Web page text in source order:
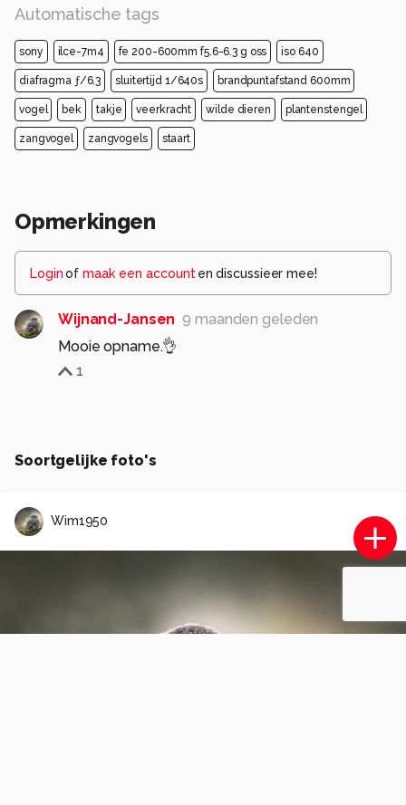
Automatische tags
sony ilce-7m4 fe 200-600mm f5.6-6.3 g oss iso 640
diafragma ƒ/6.3 sluitertijd 1/640s brandpuntafstand 600mm
vogel bek takje veerkracht wilde dieren plantenstengel
zangvogel zangvogels staart
Opmerkingen
Loginof maak een account en discussieer mee!
Wijnand-Jansen 9 maanden geleden
Mooie opname.👌
1
Soortgelijke foto's
Wim1950